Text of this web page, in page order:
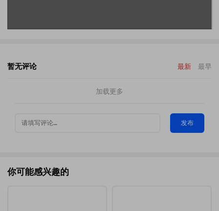
暂无评论 最新 最早
加载更多
发布
你可能感兴趣的